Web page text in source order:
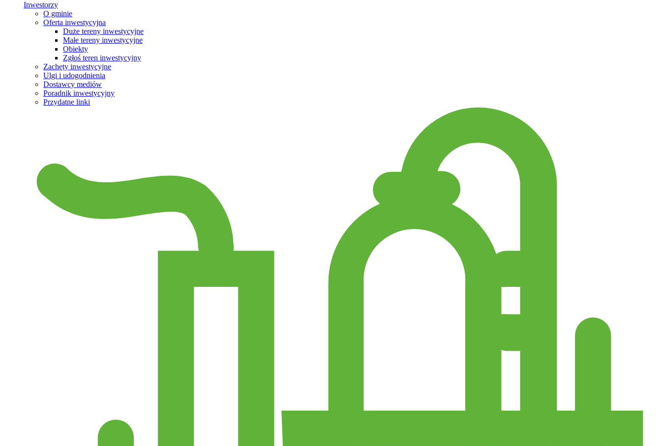
Inwestorzy
O gminie
Oferta inwestycyjna
Duże tereny inwestycyjne
Małe tereny inwestycyjne
Obiekty
Zgłoś teren inwestycyjny
Zachęty inwestycyjne
Ulgi i udogodnienia
Dostawcy mediów
Poradnik inwestycyjny
Przydatne linki